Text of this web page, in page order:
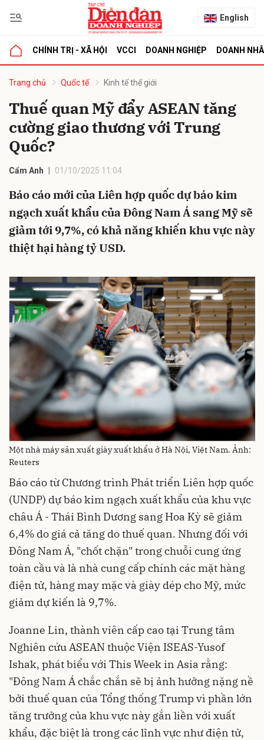
English
CHÍNH TRỊ - XÃ HỘI VCCI DOANH NGHIỆP DOANH
Trang chủ Quốc tế Kinh tế thế giới
Thuế quan Mỹ đẩy ASEAN tăng
cường giao thương với Trung
Quốc?
Cẩm Anh 01/10/2025 11:04
Báo cáo mới của Liên hợp quốc dự báo kim
ngạch xuất khẩu của Đông Nam Á sang Mỹ sẽ
giảm tới 9,7%, có khả năng khiến khu vực này
thiệt hại hàng tỷ USD.
Một nhà máy sản xuất giày xuất khẩu ở Hà Nội, Việt Nam. Ảnh:
Reuters
Báo cáo từ Chương trình Phát triển Liên hợp quốc
(UNDP) dự báo kim ngạch xuất khẩu của khu vực
châu Á - Thái Bình Dương sang Hoa Kỳ sẽ giảm
6,4% do giá cả tăng do thuế quan. Nhưng đối với
Đông Nam Á, "chốt chặn" trong chuỗi cung ứng
toàn cầu và là nhà cung cấp chính các mặt hàng
điện tử, hàng may mặc và giày dép cho Mỹ, mức
giảm dự kiến ​​là 9,7%.
Joanne Lin, thành viên cấp cao tại Trung tâm
Nghiên cứu ASEAN thuộc Viện ISEAS-Yusof
Ishak, phát biểu với This Week in Asia rằng:
"Đông Nam Á chắc chắn sẽ bị ảnh hưởng nặng nề
bởi thuế quan của Tổng thống Trump vì phần lớn
tăng trưởng của khu vực này gắn liền với xuất
khẩu, đặc biệt là trong các lĩnh vực như điện tử,
luận
Hủy